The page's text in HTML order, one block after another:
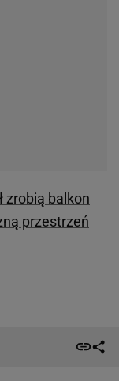
zrobią balkon
przestrzeń